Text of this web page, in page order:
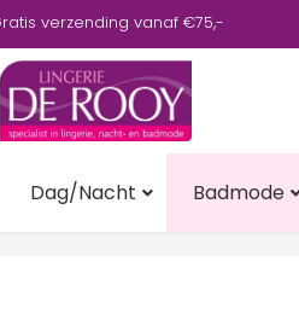
verzending vanaf €75,-
Dag/Nacht Badmode